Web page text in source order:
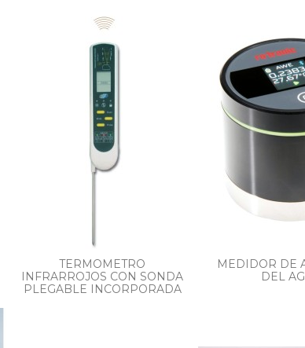
TERMOMETRO
INFRARROJOS CON SONDA
PLEGABLE INCORPORADA
MEDIDOR DE
DEL